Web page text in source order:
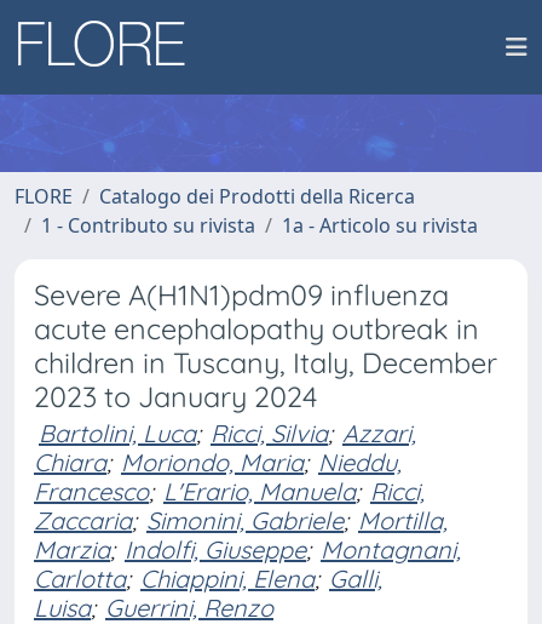
FLORE
Catalogo dei Prodotti della Ricerca
1 - Contributo su rivista
1a - Articolo su rivista
Severe A(H1N1)pdm09 influenza
acute encephalopathy outbreak in
children in Tuscany, Italy, December
2023 to January 2024
Bartolini, Luca; Ricci, Silvia; Azzari,
Chiara; Moriondo, Maria; Nieddu,
Francesco; L'Erario, Manuela; Ricci,
Zaccaria; Simonini, Gabriele; Mortilla,
Marzia; Indolfi, Giuseppe; Montagnani,
Carlotta; Chiappini, Elena; Galli,
Luisa; Guerrini, Renzo